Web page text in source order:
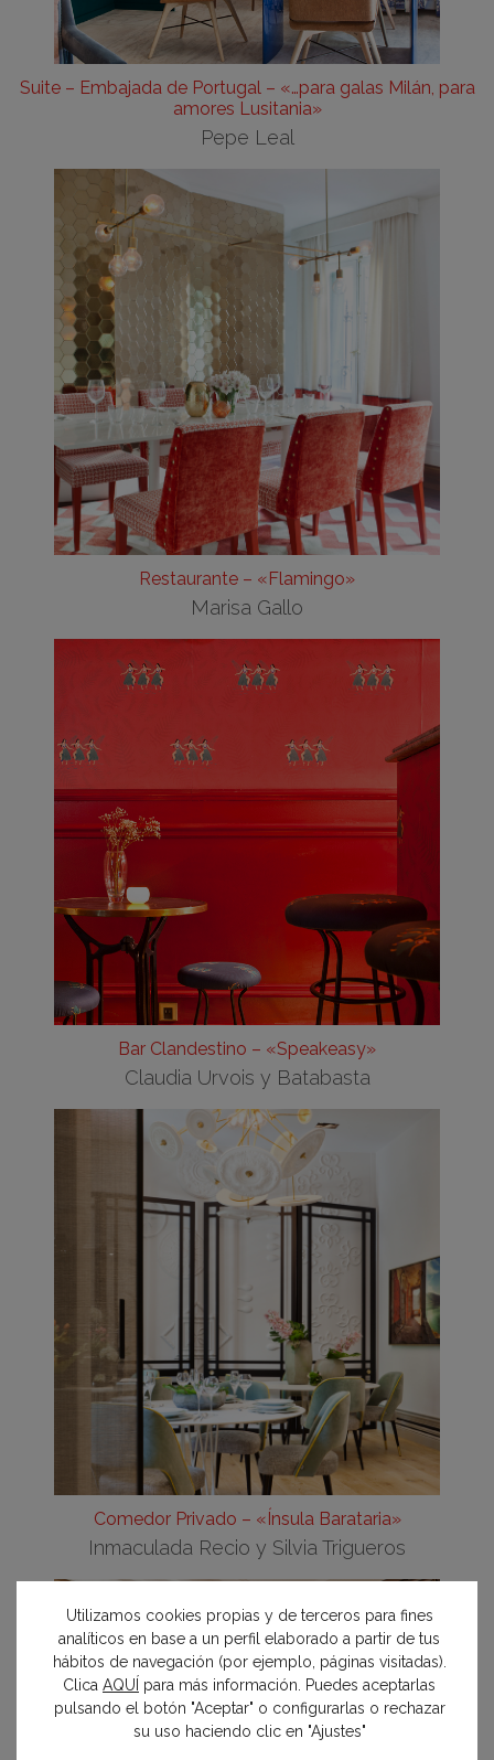
Suite – Embajada de Portugal – «…para galas Milán, para
amores Lusitania»
Pepe Leal
Restaurante – «Flamingo»
Marisa Gallo
Bar Clandestino – «Speakeasy»
Claudia Urvois y Batabasta
Comedor Privado – «Ínsula Barataria»
Inmaculada Recio y Silvia Trigueros
Utilizamos cookies propias y de terceros para fines
analíticos en base a un perfil elaborado a partir de tus
hábitos de navegación (por ejemplo, páginas visitadas).
Clica AQUÍ para más información. Puedes aceptarlas
pulsando el botón "Aceptar" o configurarlas o rechazar
su uso haciendo clic en "Ajustes"